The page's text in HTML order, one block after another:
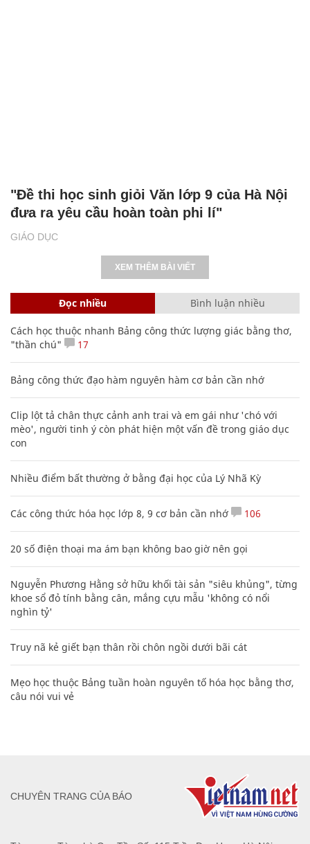
GIÁO DỤC
"Đề thi học sinh giỏi Văn lớp 9 của Hà Nội
đưa ra yêu cầu hoàn toàn phi lí"
XEM THÊM BÀI VIẾT
Đọc nhiều Bình luận nhiều
Cách học thuộc nhanh Bảng công thức lượng giác bằng thơ,
"thần chú"
17
Bảng công thức đạo hàm nguyên hàm cơ bản cần nhớ
Clip lột tả chân thực cảnh anh trai và em gái như 'chó với
mèo', người tinh ý còn phát hiện một vấn đề trong giáo dục
con
Nhiều điểm bất thường ở bằng đại học của Lý Nhã Kỳ
Các công thức hóa học lớp 8, 9 cơ bản cần nhớ 106
20 số điện thoại ma ám bạn không bao giờ nên gọi
Nguyễn Phương Hằng sở hữu khối tài sản "siêu khủng", từng
khoe sổ đỏ tính bằng cân, mắng cựu mẫu 'không có nổi
nghìn tỷ'
Truy nã kẻ giết bạn thân rồi chôn ngồi dưới bãi cát
Mẹo học thuộc Bảng tuần hoàn nguyên tố hóa học bằng thơ,
câu nói vui vẻ
CHUYÊN TRANG CỦA BÁO